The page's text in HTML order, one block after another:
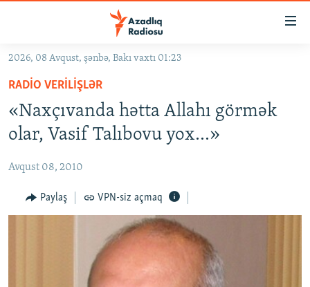
Əsas
qayıt
Əsas
naviqasiyaya
qayıt
GÜNDƏM
KORRUPSIOMETR
FƏRQƏ BAX
QANUNI DOĞRU
2026, 08 Avqust, şənbə, Bakı vaxtı 01:23
RADIO VERILIŞLƏR
«Naxçıvanda hətta Allahı görmək
olar, Vasif Talıbovu yox…»
Avqust 08, 2010
Paylaş VPN-siz açmaq